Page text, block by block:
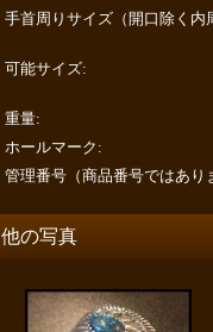
手首周りサイズ（開口除く内
可能サイズ:
重量:
ホールマーク :
管理番号（商品番号ではあり
他の写真